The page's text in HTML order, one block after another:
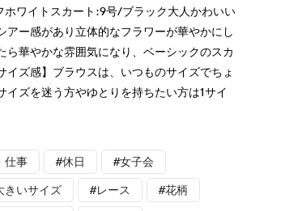
ホワイトスカート:9号/ブラック大人かわいい
ー感があり立体的なフラワーが華やかにし
華やかな雰囲気になり、ベーシックのスカ
ズ感】ブラウスは、いつものサイズでちょ
ズを迷う方やゆとりを持ちたい方は1サイ
仕事 #休日 #女子会
きいサイズ #レース #花柄